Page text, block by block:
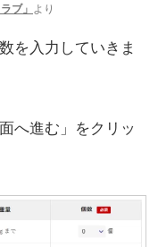
ブ」 より
を入力していきま
へ進む」をクリッ